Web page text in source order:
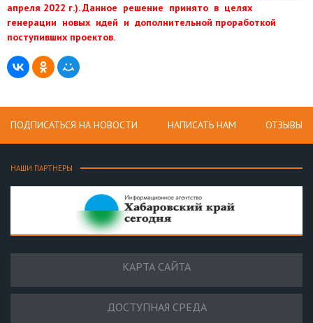
апреля 2022 г.). Данное решение принято в целях
генерации новых идей и дополнительной проработкой
поступивших проектов.
ПОДПИСАТЬСЯ НА НОВОСТИ НАПИСАТЬ НАМ ОТЗЫВЫ
НАШИ ПАРТНЕРЫ
КАРТА САЙТА
ДОСТУПНАЯ СРЕДА